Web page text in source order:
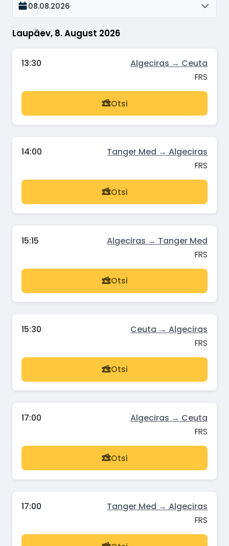
Laupäev, 8. August 2026
08.08.2026
13:30 Algeciras → Ceuta
FRS
Otsi
14:00 Tanger Med → Algeciras
FRS
Otsi
15:15 Algeciras → Tanger Med
FRS
Otsi
15:30 Ceuta → Algeciras
FRS
Otsi
17:00 Algeciras → Ceuta
FRS
Otsi
17:00 Tanger Med → Algeciras
FRS